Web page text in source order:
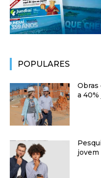
POPULARES
Obras
a